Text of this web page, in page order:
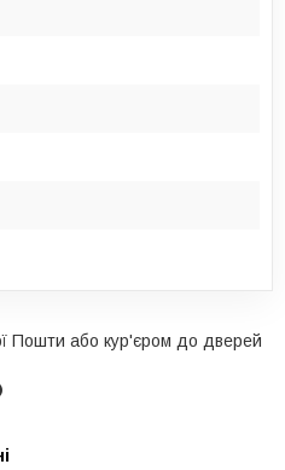
Пошти або кур'єром до дверей